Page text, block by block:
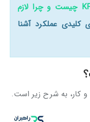
KPI چیست و چرا لازم
عملکرد آشنا
کار، به شرح زیر است.